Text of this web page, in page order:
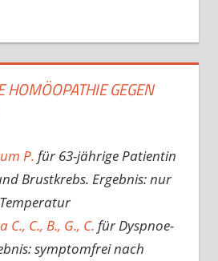
HOMÖOPATHIE GEGEN
P. für 63-jährige Patientin
Brustkrebs. Ergebnis: nur
C., B., G., C. für Dyspnoe-
symptomfrei nach